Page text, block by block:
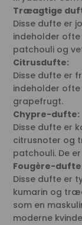
Træagtige
Disse dufte er
indeholder
patchouli og
Citrusdufte:
Disse dufte er
indeholder
grapefrugt.
Chypre-dufte:
Disse dufte er
citrusnoter og
patchouli. De
Fougère-
Disse dufte er
kumarin og
som en
moderne